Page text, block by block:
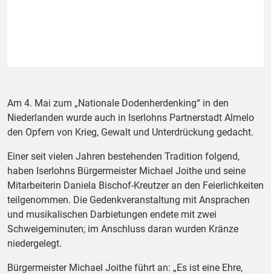
Am 4. Mai zum „Nationale Dodenherdenking“ in den
Niederlanden wurde auch in Iserlohns Partnerstadt Almelo
den Opfern von Krieg, Gewalt und Unterdrückung gedacht.
Einer seit vielen Jahren bestehenden Tradition folgend,
haben Iserlohns Bürgermeister Michael Joithe und seine
Mitarbeiterin Daniela Bischof-Kreutzer an den Feierlichkeiten
teilgenommen. Die Gedenkveranstaltung mit Ansprachen
und musikalischen Darbietungen endete mit zwei
Schweigeminuten; im Anschluss daran wurden Kränze
niedergelegt.
Bürgermeister Michael Joithe führt an: „Es ist eine Ehre,